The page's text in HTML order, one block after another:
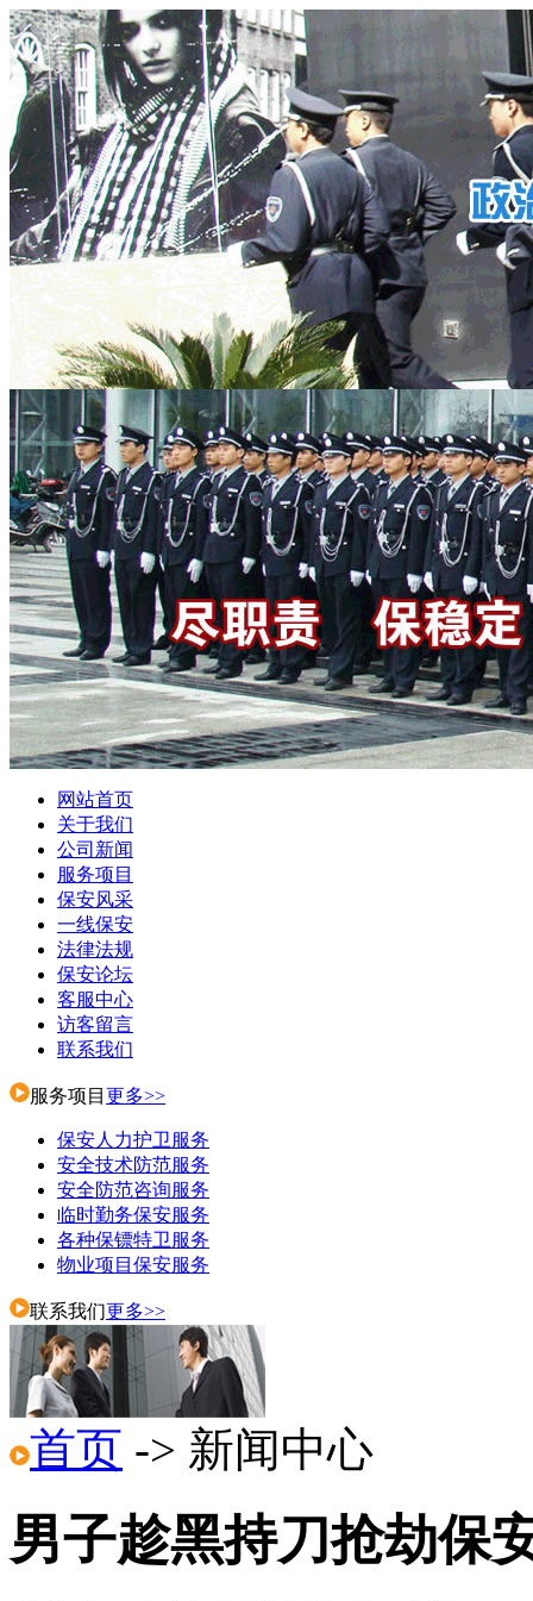
网站首页
关于我们
公司新闻
服务项目
保安风采
一线保安
法律法规
保安论坛
客服中心
访客留言
联系我们
服务项目 更多>>
保安人力护卫服务
安全技术防范服务
安全防范咨询服务
临时勤务保安服务
各种保镖特卫服务
物业项目保安服务
联系我们更多>>
首页 -> 新闻中心
男子趁黑持刀抢劫保